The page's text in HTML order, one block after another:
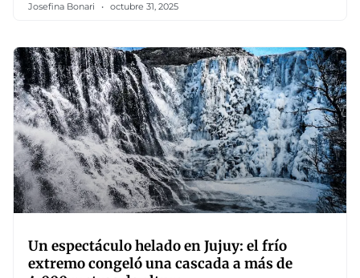
Josefina Bonari octubre 31, 2025
Un espectáculo helado en Jujuy: el frío
extremo congeló una cascada a más de